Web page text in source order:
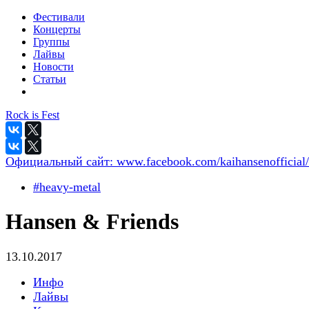
Фестивали
Концерты
Группы
Лайвы
Новости
Статьи
Rock is Fest
Официальный сайт: www.facebook.com/kaihansenofficial/
#heavy-metal
Hansen & Friends
13.10.2017
Инфо
Лайвы